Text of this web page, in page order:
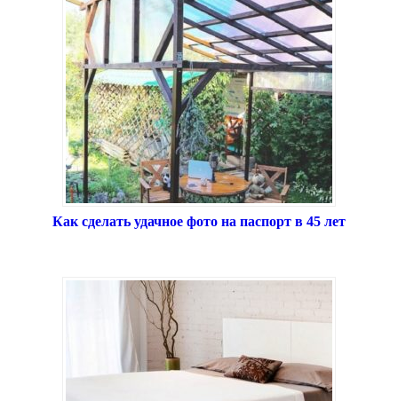
Как сделать удачное фото на паспорт в 45 лет